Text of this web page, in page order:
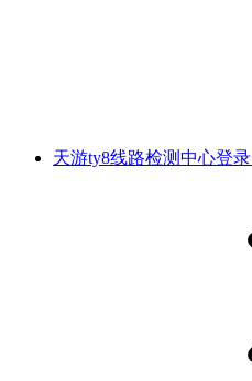
天游ty8线路检测中心登录